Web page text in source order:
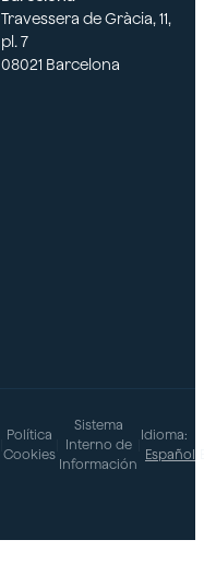
Travessera de Gràcia, 11,
pl. 7
08021 Barcelona
Política
Cookies
Sistema
Interno de
Información
Idioma:
Español